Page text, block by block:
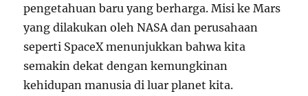
pengetahuan baru yang berharga. Misi ke Mars
yang dilakukan oleh NASA dan perusahaan
seperti SpaceX menunjukkan bahwa kita
semakin dekat dengan kemungkinan
kehidupan manusia di luar planet kita.